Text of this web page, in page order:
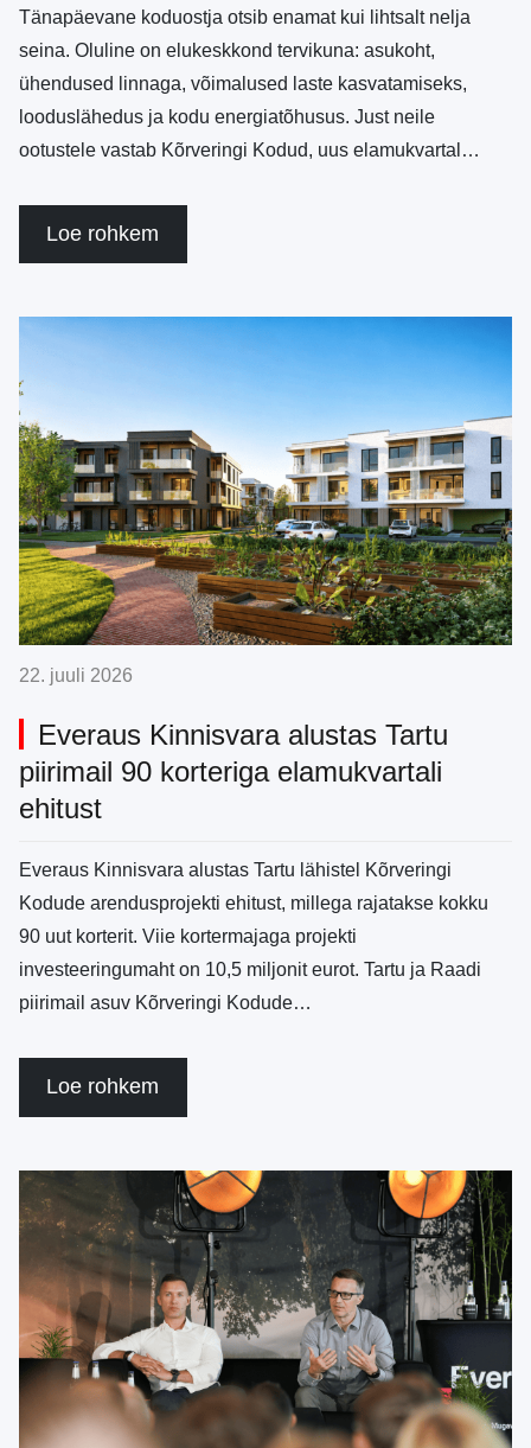
Tänapäevane koduostja otsib enamat kui lihtsalt nelja
seina. Oluline on elukeskkond tervikuna: asukoht,
ühendused linnaga, võimalused laste kasvatamiseks,
looduslähedus ja kodu energiatõhusus. Just neile
ootustele vastab Kõrveringi Kodud, uus elamukvartal…
Loe rohkem
22. juuli 2026
Everaus Kinnisvara alustas Tartu
piirimail 90 korteriga elamukvartali
ehitust
Everaus Kinnisvara alustas Tartu lähistel Kõrveringi
Kodude arendusprojekti ehitust, millega rajatakse kokku
90 uut korterit. Viie kortermajaga projekti
investeeringumaht on 10,5 miljonit eurot. Tartu ja Raadi
piirimail asuv Kõrveringi Kodude…
Loe rohkem